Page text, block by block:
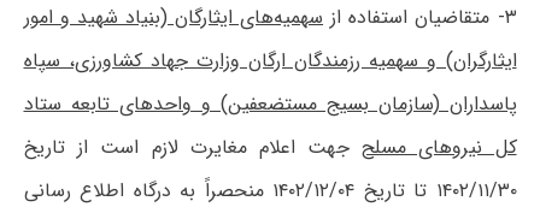
۳- متقاضیان استفاده از
سهمیه‌های ایثارگان (بنیاد شهید و امور
ایثارگران) و سهمیه رزمندگان ارگان وزارت جهاد کشاورزی، سپاه
پاسداران (سازمان بسیج مستضعفین) و واحدهای تابعه ستاد
کل نیروهای مسلح جهت اعلام مغایرت لازم است از تاریخ
۱۴۰۲/۱۱/۳۰ تا تاریخ ۱۴۰۲/۱۲/۰۴ منحصراً به درگاه اطلاع رسانی